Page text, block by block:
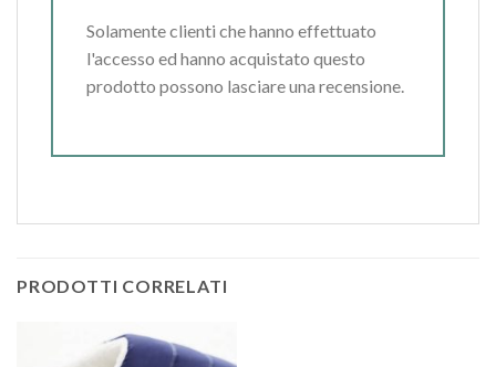
Solamente clienti che hanno effettuato
l'accesso ed hanno acquistato questo
prodotto possono lasciare una recensione.
PRODOTTI CORRELATI